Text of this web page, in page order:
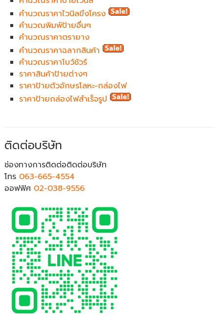
คำนวณราคาไวนิลขึงโครง
คำนวณพิมพ์ป้ายอื่นๆ
คำนวณราคาตรายาง
คำนวณราคาฉลากสินค้า
คำนวณราคาโบว์ชัวร์
ราคาสินค้าป้ายต่างๆ
ราคาป้ายตัวอักษรโลหะ-กล่องไฟ
ราคาป้ายกล่องไฟสำเร็จรูป
ติดต่อบริษัท
ช่องทางการติดต่อติดต่อบริษัท
โทร 063-665-4554
ออฟฟิศ 02-038-9556